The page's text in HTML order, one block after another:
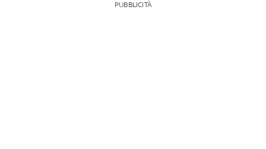
PUBBLICITÀ